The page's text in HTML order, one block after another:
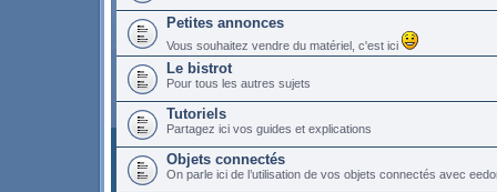
Petites annonces
Vous souhaitez vendre du matériel, c'est ici
Le bistrot
Pour tous les autres sujets
Tutoriels
Partagez ici vos guides et explications
Objets connectés
On parle ici de l’utilisation de vos objets connectés avec